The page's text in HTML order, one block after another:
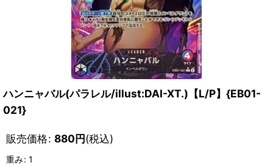
ハンニャバル(パラレル/illust:DAI-XT.)【L/P】{EB01-
021}
販売価格: 880円(税込)
重み: 1